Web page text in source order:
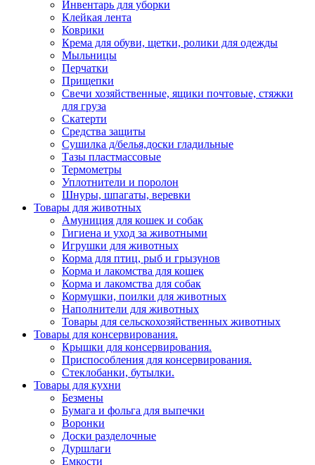
Инвентарь для уборки
Клейкая лента
Коврики
Крема для обуви, щетки, ролики для одежды
Мыльницы
Перчатки
Прищепки
Свечи хозяйственные, ящики почтовые, стяжки
для груза
Скатерти
Средства защиты
Сушилка д/белья,доски гладильные
Тазы пластмассовые
Термометры
Уплотнители и поролон
Шнуры, шпагаты, веревки
Товары для животных
Амуниция для кошек и собак
Гигиена и уход за животными
Игрушки для животных
Корма для птиц, рыб и грызунов
Корма и лакомства для кошек
Корма и лакомства для собак
Кормушки, поилки для животных
Наполнители для животных
Товары для сельскохозяйственных животных
Товары для консервирования.
Крышки для консервирования.
Приспособления для консервирования.
Стеклобанки, бутылки.
Товары для кухни
Безмены
Бумага и фольга для выпечки
Воронки
Доски разделочные
Дуршлаги
Емкости